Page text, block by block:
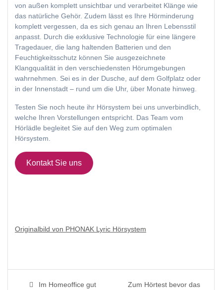
von außen komplett unsichtbar und verarbeitet Klänge wie
das natürliche Gehör. Zudem lässt es Ihre Hörminderung
komplett vergessen, da es sich genau an Ihren Lebensstil
anpasst. Durch die exklusive Technologie für eine längere
Tragedauer, die lang haltenden Batterien und den
Feuchtigkeitsschutz können Sie ausgezeichnete
Klangqualität in den verschiedensten Hörumgebungen
wahrnehmen. Sei es in der Dusche, auf dem Golfplatz oder
in der Innenstadt – rund um die Uhr, über Monate hinweg.
Testen Sie noch heute ihr Hörsystem bei uns unverbindlich,
welche Ihren Vorstellungen entspricht. Das Team vom
Hörlädle begleitet Sie auf den Weg zum optimalen
Hörsystem.
Kontakt Sie uns
Originalbild von PHONAK Lyric Hörsystem
Beitragsnavigation
Previous
Im Homeoffice gut
Next
Zum Hörtest bevor das